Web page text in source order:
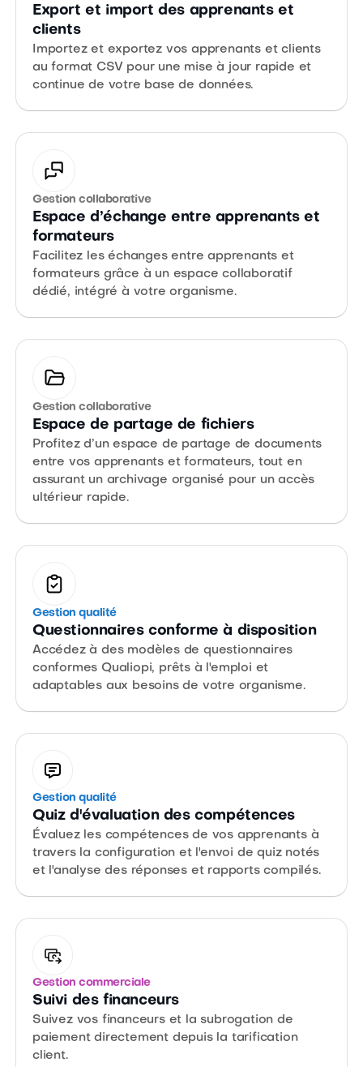
Export et import des apprenants et
clients
Importez et exportez vos apprenants et clients
au format CSV pour une mise à jour rapide et
continue de votre base de données.
Gestion collaborative
Espace d’échange entre apprenants et
formateurs
Facilitez les échanges entre apprenants et
formateurs grâce à un espace collaboratif
dédié, intégré à votre organisme.
Gestion collaborative
Espace de partage de fichiers
Profitez d’un espace de partage de documents
entre vos apprenants et formateurs, tout en
assurant un archivage organisé pour un accès
ultérieur rapide.
Gestion qualité
Questionnaires conforme à disposition
Accédez à des modèles de questionnaires
conformes Qualiopi, prêts à l'emploi et
adaptables aux besoins de votre organisme.
Gestion qualité
Quiz d'évaluation des compétences
Évaluez les compétences de vos apprenants à
travers la configuration et l'envoi de quiz notés
et l'analyse des réponses et rapports compilés.
Gestion commerciale
Suivi des financeurs
Suivez vos financeurs et la subrogation de
paiement directement depuis la tarification
client.